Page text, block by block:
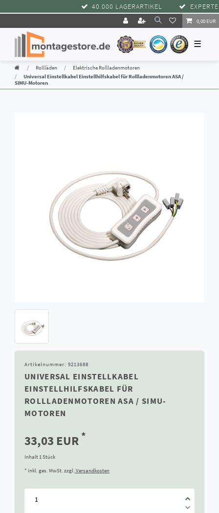
40.000 LAGERARTIKEL
0,00 EUR
☰
Rollläden
Elektrische Rollladenmotoren
Universal Einstellkabel Einstellhilfskabel für Rollladenmotoren ASA /
SIMU-Motoren
Artikelnummer: 9213688
UNIVERSAL EINSTELLKABEL
EINSTELLHILFSKABEL FÜR
ROLLLADENMOTOREN ASA / SIMU-
MOTOREN
33,03 EUR *
Inhalt 1 Stück
* inkl. ges. MwSt. zzgl. Versandkosten